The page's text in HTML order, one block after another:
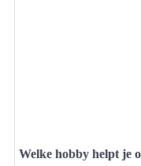
Welke hobby helpt je